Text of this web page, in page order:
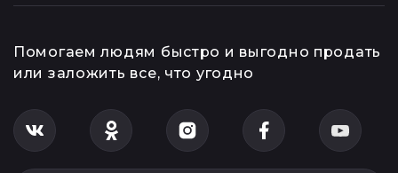
Помогаем людям быстро и выгодно продать
или заложить все, что угодно